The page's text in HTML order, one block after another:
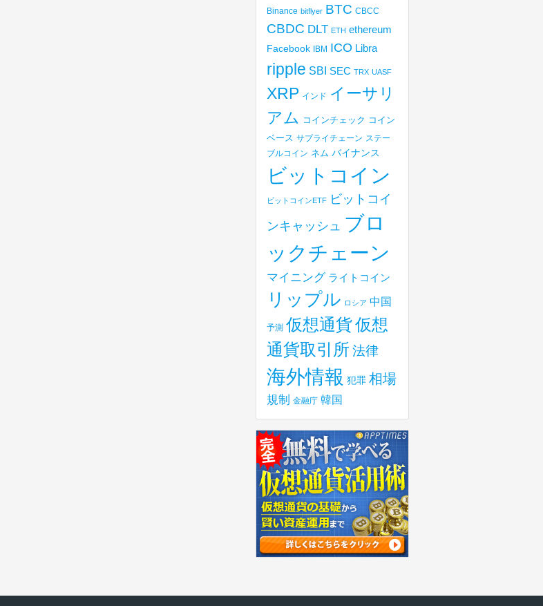
Binance bitflyer BTC CBCC
CBDC DLT ETH ethereum
Facebook IBM ICO Libra
ripple SBI SEC TRX UASF
XRP インド イーサリ
アム コインチェック コイン
ベース サプライチェーン ステー
ブルコイン ネム バイナンス
ビットコイン
ビットコインETF
ビットコイ
ンキャッシュ ブロ
ックチェーン
マイニング ライトコイン
リップル ロシア 中国
予測 仮想通貨仮想
通貨取引所 法律
海外情報 犯罪 相場
規制 金融庁 韓国